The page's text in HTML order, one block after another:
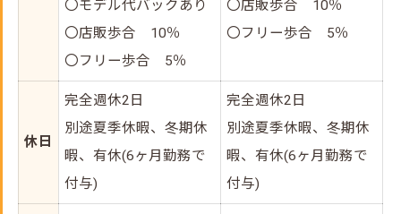
〇モデル代バックあり
〇店販歩合 10％
〇フリー歩合 5％
〇店販歩合 10％
〇フリー歩合 5％
休日
完全週休2日
別途夏季休暇、冬期休
暇、有休(6ヶ月勤務で
付与)
完全週休2日
別途夏季休暇、冬期休
暇、有休(6ヶ月勤務で
付与)